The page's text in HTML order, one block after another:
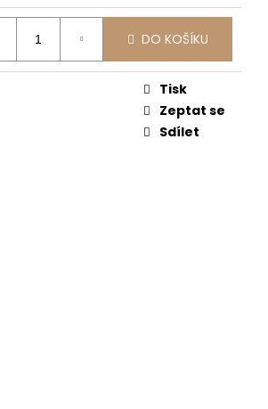
DO KOŠÍKU
Tisk
Zeptat se
Sdílet